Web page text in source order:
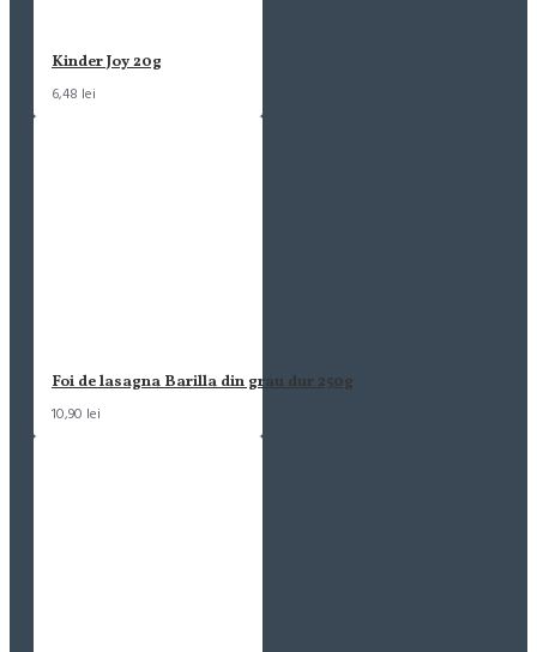
Kinder Joy 20g
6,48 lei
Foi de lasagna Barilla din grau dur 250g
10,90 lei